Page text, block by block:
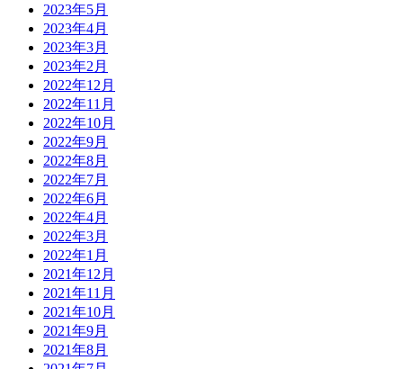
2023年5月
2023年4月
2023年3月
2023年2月
2022年12月
2022年11月
2022年10月
2022年9月
2022年8月
2022年7月
2022年6月
2022年4月
2022年3月
2022年1月
2021年12月
2021年11月
2021年10月
2021年9月
2021年8月